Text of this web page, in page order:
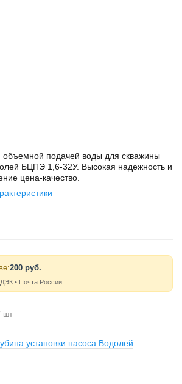
объемной подачей воды для скважины
БЦПЭ 1,6-32У. Высокая надежность и
цена-качество.
200 руб.
• Почта России
шт
установки насоса Водолей